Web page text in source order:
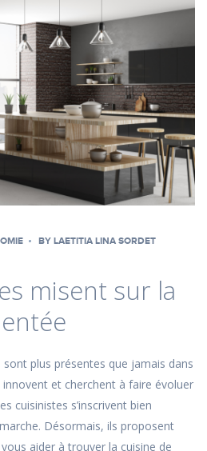
BY LAETITIA LINA SORDET
misent sur la
plus présentes que jamais dans
et cherchent à faire évoluer
cuisinistes s’inscrivent bien
Désormais, ils proposent
aider à trouver la cuisine de